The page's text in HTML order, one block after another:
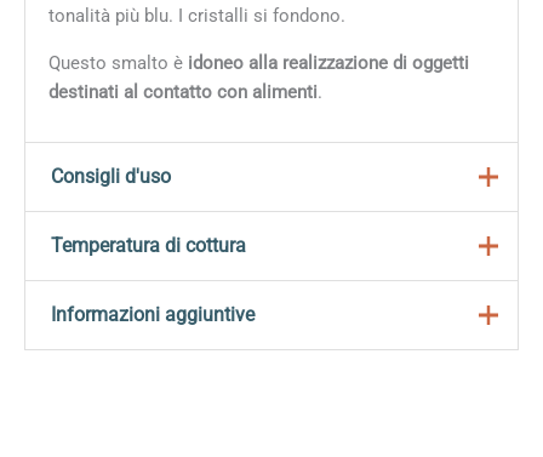
tonalità più blu. I cristalli si fondono.
Questo smalto è idoneo alla realizzazione di oggetti
destinati al contatto con alimenti.
Consigli d'uso
Gli smalti stoneware Mayco sono formulati per creare
profondità.
Preparazione
Temperatura di cottura
Questo smalto può essere cotto tra 1196°C e 1305°C.
Informazioni aggiuntive